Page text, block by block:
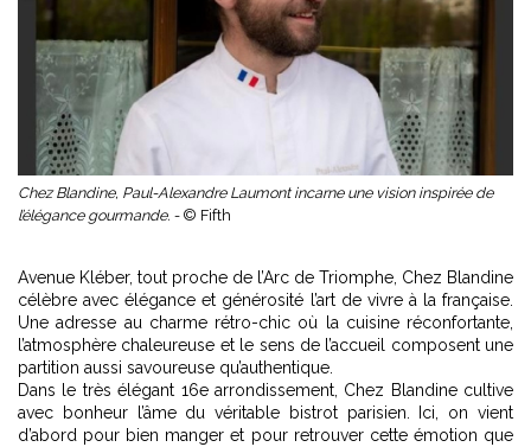
Chez Blandine, Paul-Alexandre Laumont incarne une vision inspirée de
l’élégance gourmande. - © Fifth
Avenue Kléber, tout proche de l’Arc de Triomphe, Chez Blandine
célèbre avec élégance et générosité l’art de vivre à la française.
Une adresse au charme rétro-chic où la cuisine réconfortante,
l’atmosphère chaleureuse et le sens de l’accueil composent une
partition aussi savoureuse qu’authentique.
Dans le très élégant 16e arrondissement, Chez Blandine cultive
avec bonheur l’âme du véritable bistrot parisien. Ici, on vient
d’abord pour bien manger et pour retrouver cette émotion que